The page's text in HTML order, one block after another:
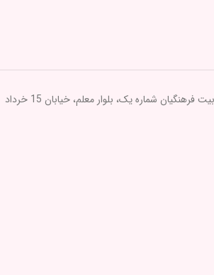
خراسان رضوی - قوچان، تربیت فرهنگیان شماره یک، بلوار معلم، خیابان 15 خرداد